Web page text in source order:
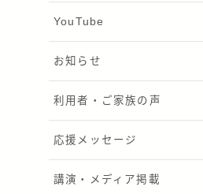
YouTube
お知らせ
利用者・ご家族の声
応援メッセージ
講演・メディア掲載